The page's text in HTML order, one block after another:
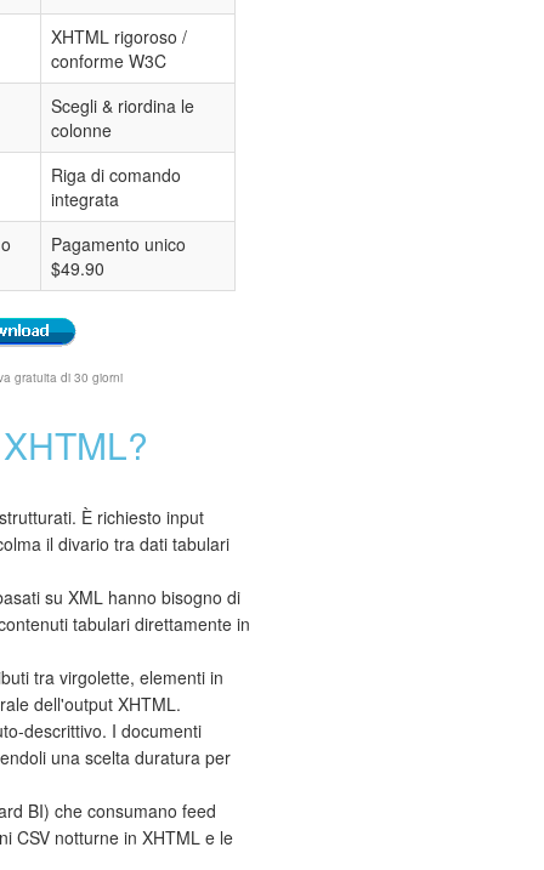
XHTML rigoroso /
conforme W3C
Scegli & riordina le
colonne
Riga di comando
integrata
Pagamento unico
$49.90
gratuita di 30 giorni
È richiesto input
il divario tra dati tabulari
su XML hanno bisogno di
tabulari direttamente in
tra virgolette, elementi in
dell'output XHTML.
descrittivo. I documenti
una scelta duratura per
BI) che consumano feed
CSV notturne in XHTML e le